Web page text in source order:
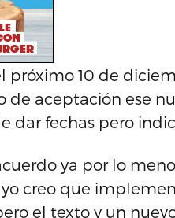
próximo 10 de
de aceptación ese
dar fechas pero
ya por lo
creo que
el texto y un